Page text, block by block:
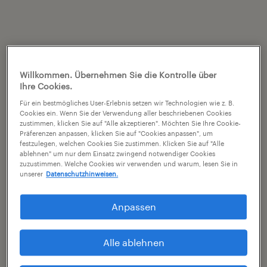
Willkommen. Übernehmen Sie die Kontrolle über
Ihre Cookies.
Für ein bestmögliches User-Erlebnis setzen wir Technologien wie z. B.
Cookies ein. Wenn Sie der Verwendung aller beschriebenen Cookies
zustimmen, klicken Sie auf "Alle akzeptieren". Möchten Sie Ihre Cookie-
Präferenzen anpassen, klicken Sie auf "Cookies anpassen", um
festzulegen, welchen Cookies Sie zustimmen. Klicken Sie auf "Alle
ablehnen" um nur dem Einsatz zwingend notwendiger Cookies
zuzustimmen. Welche Cookies wir verwenden und warum, lesen Sie in
unserer Datenschutzhinweisen.
Anpassen
Alle ablehnen